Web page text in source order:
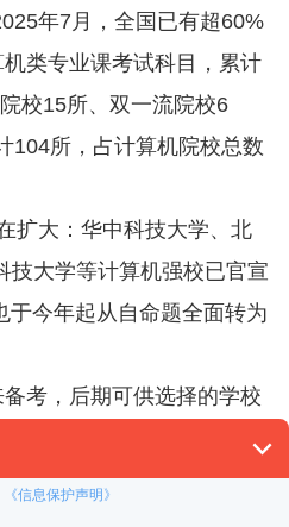
年7月，全国已有超60%
类专业课考试科目，累计
校15所、双一流院校6
104所，占计算机院校总数
扩大：华中科技大学、北
技大学等计算机强校已官宣
于今年起从自命题全面转为
考，后期可供选择的学校
势，不会因为“专业课不
外。